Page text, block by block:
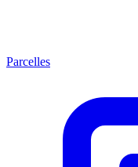
Parcelles